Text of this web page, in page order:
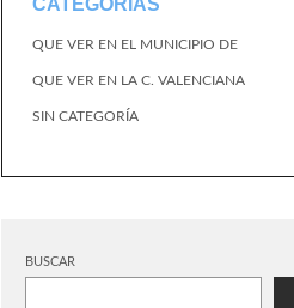
CATEGORÍAS
QUE VER EN EL MUNICIPIO DE
QUE VER EN LA C. VALENCIANA
SIN CATEGORÍA
BUSCAR